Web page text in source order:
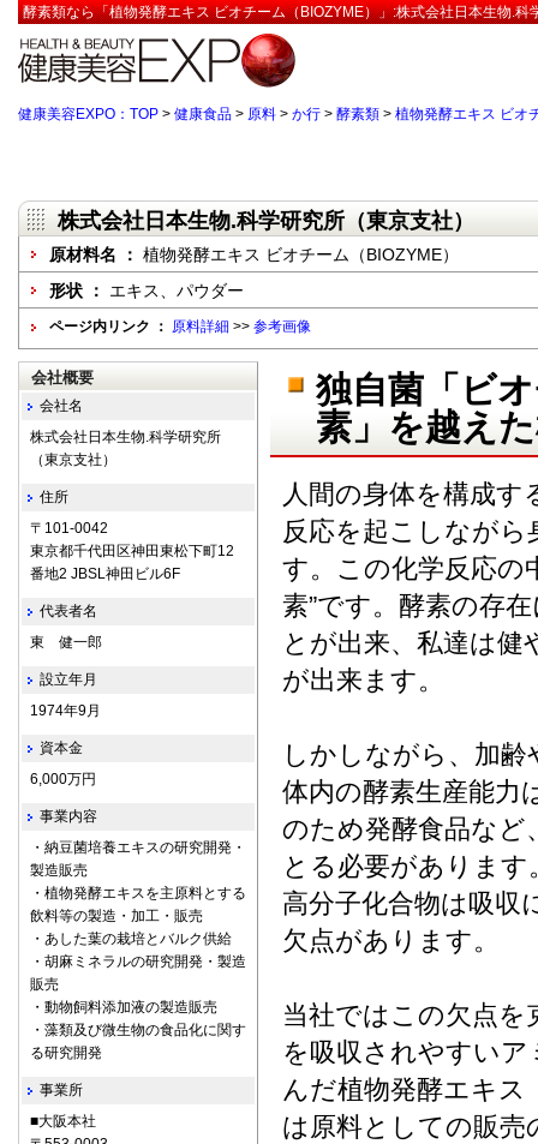
酵素類なら「植物発酵エキス ビオチーム（BIOZYME）」:株式会社日本生物.
健康美容EXPO：TOP > 健康食品 > 原料 > か行 > 酵素類 > 植物発酵エキス ビオ
株式会社日本生物.科学研究所（東京支社）
原材料名 ： 植物発酵エキス ビオチーム（BIOZYME）
形状 ： エキス、パウダー
ページ内リンク ： 原料詳細 >> 参考画像
独自菌「ビ
素」を越え
人間の身体を構成す
反応を起こしなが
す。この化学反応の
素”です。酵素の存
とが出来、私達は
が出来ます。
しかしながら、加
体内の酵素生産能力
のため発酵食品など
とる必要がありま
高分子化合物は吸収
欠点があります。
当社ではこの欠点を
を吸収されやすい
んだ植物発酵エキス
は原料としての販売
会社概要
会社名
株式会社日本生物.科学研究所
（東京支社）
住所
〒101-0042
東京都千代田区神田東松下町12
番地2 JBSL神田ビル6F
代表者名
東 健一郎
設立年月
1974年9月
資本金
6,000万円
事業内容
・納豆菌培養エキスの研究開発・
製造販売
・植物発酵エキスを主原料とする
飲料等の製造・加工・販売
・あした葉の栽培とバルク供給
・胡麻ミネラルの研究開発・製造
販売
・動物飼料添加液の製造販売
・藻類及び微生物の食品化に関す
る研究開発
事業所
■大阪本社